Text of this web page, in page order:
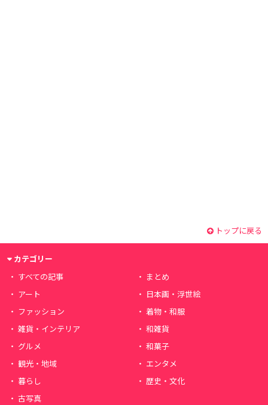
トップに戻る
カテゴリー
すべての記事
まとめ
アート
日本画・浮世絵
ファッション
着物・和服
雑貨・インテリア
和雑貨
グルメ
和菓子
観光・地域
エンタメ
暮らし
歴史・文化
古写真